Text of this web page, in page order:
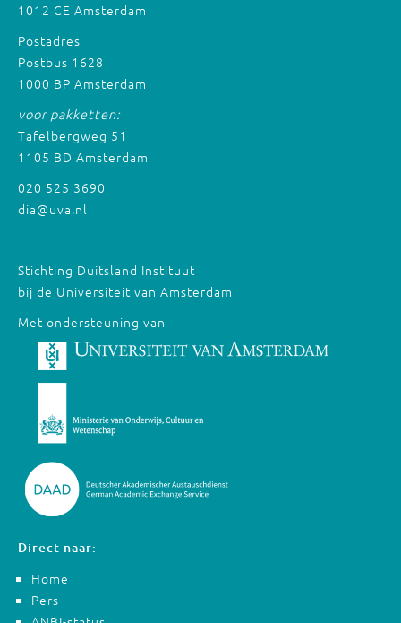
1012 CE Amsterdam
Postadres
Postbus 1628
1000 BP Amsterdam
voor pakketten:
Tafelbergweg 51
1105 BD Amsterdam
020 525 3690
dia@uva.nl
Stichting Duitsland Instituut
bij de Universiteit van Amsterdam
Met ondersteuning van
Direct naar:
Home
Pers